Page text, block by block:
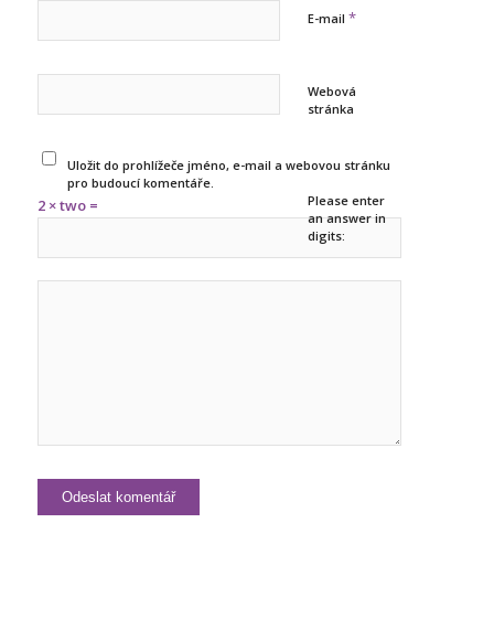
E-mail *
Webová
stránka
Uložit do prohlížeče jméno, e-mail a webovou stránku
pro budoucí komentáře.
Please enter
an answer in
digits:
2 × two =